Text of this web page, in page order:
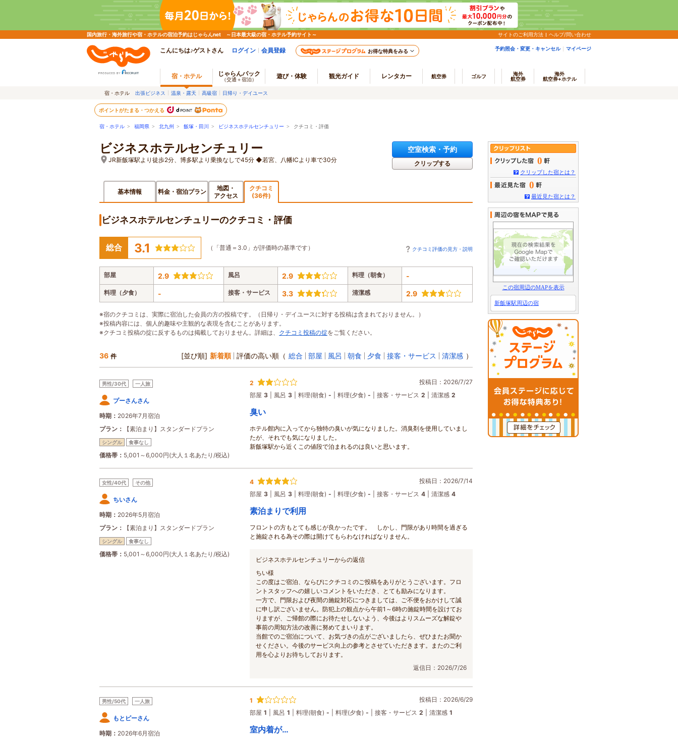
国内旅行・海外旅行や宿・ホテルの宿泊予約はじゃらんnet ～日本最大級の宿・ホテル予約サイト～ サイトのご利用方法 ヘルプ/問い合わせ
こんにちは♪ゲストさん ログイン 会員登録 お得な特典をみる 予約照会・変更・キャンセル マイページ
宿・ホテル じゃらんパック
（交通＋宿泊） 遊び・体験 観光ガイド レンタカー 航空券 ゴルフ
海外
航空券
海外
航空券+ホテル
宿・ホテル 出張ビジネス 温泉・露天 高級宿 日帰り・デイユース
ポイントがたまる・つかえる
宿・ホテル > 福岡県 > 北九州 > 飯塚・田川 > ビジネスホテルセンチュリー > クチコミ・評価
ビジネスホテルセンチュリー
JR新飯塚駅より徒歩2分、博多駅より乗換なしで45分 ◆若宮、八幡ICより車で30分
空室検索・予約
クリップする
基本情報 料金・宿泊プラン
地図・
アクセス
クチコミ
(36件)
ビジネスホテルセンチュリーのクチコミ・評価
総合 3.1 （「普通＝3.0」が評価時の基準です） クチコミ評価の見方・説明
部屋 2.9 風呂 2.9 料理（朝食） -
料理（夕食） - 接客・サービス 3.3 清潔感 2.9
※宿のクチコミは、実際に宿泊した会員の方の投稿です。（日帰り・デイユースに対する投稿は含まれておりません。）
※投稿内容には、個人的趣味や主観的な表現を含むことがあります。
※クチコミ投稿の掟に反するものは掲載しておりません。詳細は、 クチコミ投稿の掟をご覧ください。
36 件 [並び順] 新着順 評価の高い順 （ 総合 部屋 風呂 朝食 夕食 接客・サービス 清潔感 ）
男性/30代 一人旅
プーさんさん
時期
2026年7月宿泊
プラン
【素泊まり】スタンダードプラン
シングル 食事なし
価格帯 5,001～6,000円(大人１名あたり/税込)
2
投稿日：2026/7/27
部屋 3 風呂 3 料理(朝食) - 料理(夕食) - 接客・サービス 2 清潔感 2
臭い
ホテル館内に入ってから独特の臭いが気になりました。消臭剤を使用していまし
たが、それでも気になりました。
新飯塚駅から近くこの値段で泊まれるのは良いと思います。
女性/40代 その他
ちいさん
時期
2026年5月宿泊
プラン
【素泊まり】スタンダードプラン
シングル 食事なし
価格帯 5,001～6,000円(大人１名あたり/税込)
4
投稿日：2026/7/14
部屋 3 風呂 3 料理(朝食) - 料理(夕食) - 接客・サービス 4 清潔感 4
素泊まりで利用
フロントの方もとても感じが良かったです。 しかし、門限があり時間を過ぎる
と施錠される為その際は開けてもらわなければなりません。
ビジネスホテルセンチュリーからの返信
ちい様
この度はご宿泊、ならびにクチコミのご投稿をありがとうございます。フロ
ントスタッフへの嬉しいコメントをいただき、とても励みになります。
一方で、門限および夜間の施錠対応につきましては、ご不便をおかけして誠
に申し訳ございません。防犯上の観点から午前1～6時の施錠時間を設けてお
りますが、ご帰館の際にお待たせしないよう、今後はよりスムーズな解錠や
事前の周知方法の改善に努めてまいります。
当館でのご宿泊について、お気づきの点がございましたら、ぜひまたお聞か
せください。今後のサービス向上の参考とさせていただきます。またのご利
用を心よりお待ちしております。
返信日：2026/7/26
男性/50代 一人旅
もとピーさん
時期
2026年6月宿泊
1
投稿日：2026/6/29
部屋 1 風呂 1 料理(朝食) - 料理(夕食) - 接客・サービス 2 清潔感 1
室内着が…
0
クリップした宿とは？
0
最近見た宿とは？
この宿周辺のMAPを表示
新飯塚駅周辺の宿